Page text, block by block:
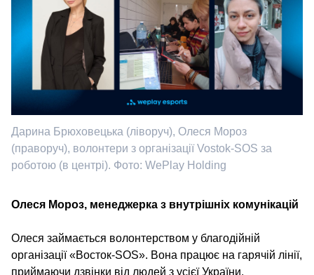
Дарина Брюховецька (ліворуч), Олеся Мороз
(праворуч), волонтери з організації Vostok-SOS за
роботою (в центрі). Фото: WePlay Holding
Олеся Мороз, менеджерка з внутрішніх комунікацій
Олеся займається волонтерством у благодійній
організації «Восток-SOS». Вона працює на гарячій лінії,
приймаючи дзвінки від людей з усієї України.